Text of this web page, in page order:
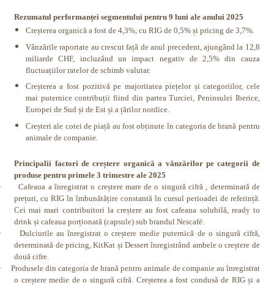
Rezumatul performanței segmentului pentru 9 luni ale anului 2025
Creșterea organică a fost de 4,3%, cu RIG de 0,5% și pricing de 3,7%.
Vânzările raportate au crescut față de anul precedent, ajungând la 12,8
miliarde CHF, incluzând un impact negativ de 2,5% din cauza
fluctuațiilor ratelor de schimb valutar.
Creșterea a fost pozitivă pe majoritatea piețelor și categoriilor, cele
mai puternice contribuții fiind din partea Turciei, Peninsulei Iberice,
Europei de Sud și de Est și a țărilor nordice.
Creșteri ale cotei de piață au fost obținute în categoria de hrană pentru
animale de companie.
Principalii factori de creștere organică a vânzărilor pe categorii de
produse pentru primele 3 trimestre ale 2025
·
Cafeaua a înregistrat o creștere mare de o singură cifră , determinată de
prețuri, cu RIG în îmbunătățire constantă în cursul perioadei de referință.
Cei mai mari contribuitori la creștere au fost cafeaua solubilă, ready to
drink și cafeaua porționată (capsule) sub brandul Nescafé.
·
Dulciurile au înregistrat o creștere medie puternică de o singură cifră,
determinată de pricing, KitKat și Dessert înregistrând ambele o creștere de
două cifre.
·
Produsele din categoria de hrană pentru animale de companie au înregistrat
o creștere medie de o singură cifră. Creșterea a fost condusă de RIG și a